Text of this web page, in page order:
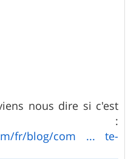
nous dire si c'est
:
fr/blog/com ... te-